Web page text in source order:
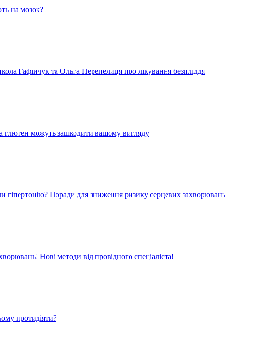
на мозок?
Гафійчук та Ольга Перепелиця про лікування безпліддя
глютен можуть зашкодити вашому вигляду
гіпертонію? Поради для зниження ризику серцевих захворювань
Нові методи від провідного спеціаліста!
протидіяти?